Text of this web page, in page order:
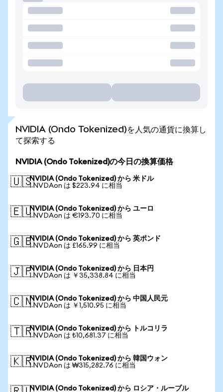
NVIDIA (Ondo Tokenized)を人気の通貨に換算し
て探索する
NVIDIA (Ondo Tokenized)の今日の換算価格
🇺🇸NVIDIA (Ondo Tokenized) から 米ドル
1 NVDAon は $223.94 に相当
🇪🇺NVIDIA (Ondo Tokenized) から ユーロ
1 NVDAon は €193.70 に相当
🇬🇧NVIDIA (Ondo Tokenized) から 英ポンド
1 NVDAon は £165.99 に相当
🇯🇵NVIDIA (Ondo Tokenized) から 日本円
1 NVDAon は ￥35,338.84 に相当
🇨🇳NVIDIA (Ondo Tokenized) から 中国人民元
1 NVDAon は ￥1,510.95 に相当
🇹🇷NVIDIA (Ondo Tokenized) から トルコリラ
1 NVDAon は ₺10,681.37 に相当
🇰🇷NVIDIA (Ondo Tokenized) から 韓国ウォン
1 NVDAon は ₩315,282.76 に相当
NVIDIA (Ondo Tokenized) から ロシア・ルーブル